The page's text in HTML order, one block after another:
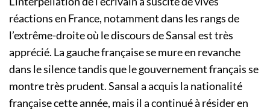
réactions en France, notamment dans les rangs de
l’extrême-droite où le discours de Sansal est très
apprécié. La gauche française se mure en revanche
dans le silence tandis que le gouvernement français se
montre très prudent. Sansal a acquis la nationalité
française cette année, mais il a continué à résider en